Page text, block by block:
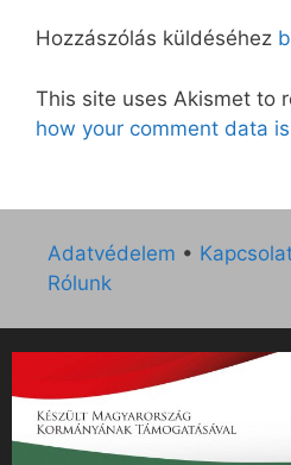
Hozzászólás küldéséhez
This site uses Akismet to
how your comment data
Adatvédelem •
Rólunk